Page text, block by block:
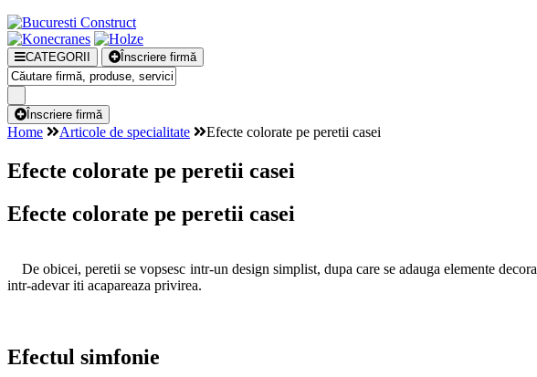
CATEGORII Înscriere firmă
Înscriere firmă
Home Articole de specialitate Efecte colorate pe peretii casei
Efecte colorate pe peretii casei
Efecte colorate pe peretii casei
De obicei, peretii se vopsesc intr-un design simplist, dupa care se adauga elemente
intr-adevar iti acapareaza privirea.
Efectul simfonie